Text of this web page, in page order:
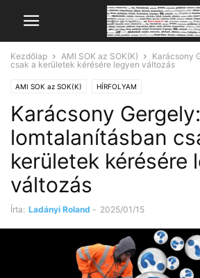
Kezdőlap AMI SOK az SOK(K)
Karácsony
csak a kerületek kérésére legyen változás
AMI SOK az SOK(K) HÍRFOLYAM
Karácsony
lomtalanításban
kerületek kérésére
változás
Írta: Ladányi Roland - 2025/01/15